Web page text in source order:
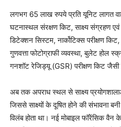
लगभग 65 लाख रुपये प्रति यूनिट लागत
घटनास्थल संरक्षण किट, साक्ष्य संग्रहण
डिटेक्शन सिस्टम, नार्कोटिक्स परीक्षण
गुणवत्ता फोटोग्राफी व्यवस्था, बुलेट होल
गनशॉट रेजिड्यू (GSR) परीक्षण किट
अब तक अपराध स्थल से साक्ष्य
जिससे साक्ष्यों के दूषित होने की संभावना
विलंब होता था। नई मोबाइल फॉरेंसिक वैन